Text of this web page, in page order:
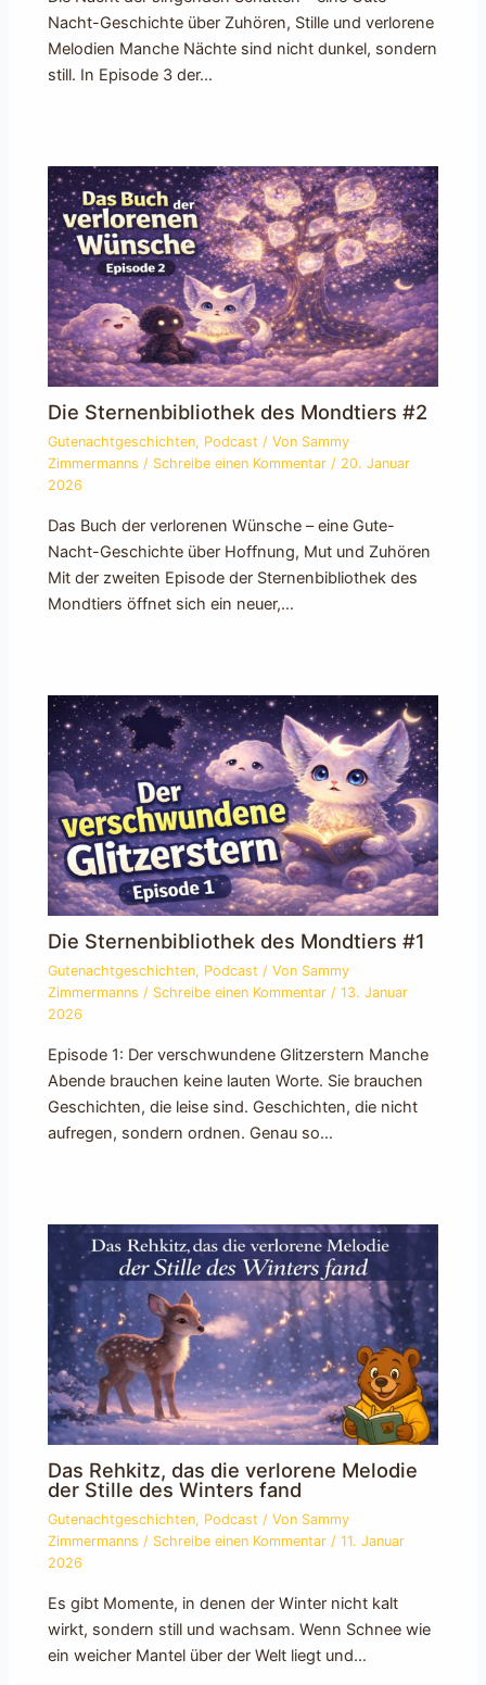
Nacht-Geschichte über Zuhören, Stille und verlorene
Melodien Manche Nächte sind nicht dunkel, sondern
still. In Episode 3 der…
Die Sternenbibliothek des Mondtiers #2
Gutenachtgeschichten, Podcast / Von Sammy
Zimmermanns/ Schreibe einen Kommentar / 20. Januar
2026
Das Buch der verlorenen Wünsche – eine Gute-
Nacht-Geschichte über Hoffnung, Mut und Zuhören
Mit der zweiten Episode der Sternenbibliothek des
Mondtiers öffnet sich ein neuer,…
Die Sternenbibliothek des Mondtiers #1
Gutenachtgeschichten, Podcast / Von Sammy
Zimmermanns/ Schreibe einen Kommentar /13. Januar
2026
Episode 1: Der verschwundene Glitzerstern Manche
Abende brauchen keine lauten Worte. Sie brauchen
Geschichten, die leise sind. Geschichten, die nicht
aufregen, sondern ordnen. Genau so…
Das Rehkitz, das die verlorene Melodie
der Stille des Winters fand
Gutenachtgeschichten, Podcast / Von Sammy
Zimmermanns/ Schreibe einen Kommentar /11. Januar
2026
Es gibt Momente, in denen der Winter nicht kalt
wirkt, sondern still und wachsam. Wenn Schnee wie
ein weicher Mantel über der Welt liegt und…